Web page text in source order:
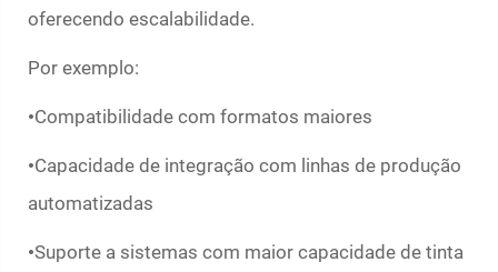
oferecendo escalabilidade.
Por exemplo:
•Compatibilidade com formatos maiores
•Capacidade de integração com linhas de produção
automatizadas
•Suporte a sistemas com maior capacidade de tinta